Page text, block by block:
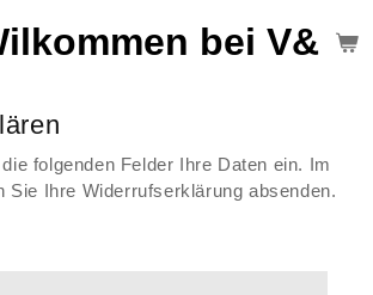
bei V&S
folgenden Felder Ihre Daten ein. Im
Sie Ihre Widerrufserklärung absenden.